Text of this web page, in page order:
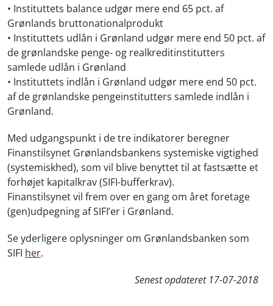
• Instituttets balance udgør mere end 65 pct. af
Grønlands bruttonationalprodukt
• Instituttets udlån i Grønland udgør mere end 50 pct. af
de grønlandske penge- og realkreditinstitutters
samlede udlån i Grønland
• Instituttets indlån i Grønland udgør mere end 50 pct.
af de grønlandske pengeinstitutters samlede indlån i
Grønland.
Med udgangspunkt i de tre indikatorer beregner
Finanstilsynet Grønlandsbankens systemiske vigtighed
(systemiskhed), som vil blive benyttet til at fastsætte et
forhøjet kapitalkrav (SIFI-bufferkrav).
Finanstilsynet vil frem over en gang om året foretage
(gen)udpegning af SIFI’er i Grønland.
Se yderligere oplysninger om Grønlandsbanken som
SIFI her.
Senest opdateret 17-07-2018